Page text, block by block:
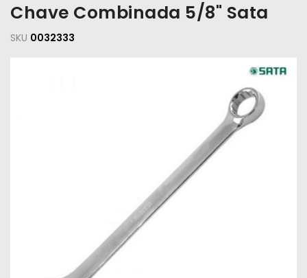
e
Jardim
Chave Combinada 5/8" Sata
SKU 0032333